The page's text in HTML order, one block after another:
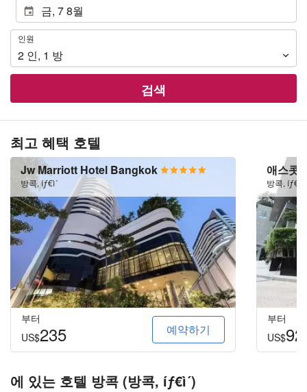
인
원
인원
2 인, 1 방
검색
최고 혜택 호텔
Jw Marriott Hotel Bangkok
방콕, íƒ€ì´
부터
US$235 예약하기
애스콧
방콕, íƒ€ì´
부터
US$92
에 있는 호텔 방콕 (방콕, íƒ€ì´)